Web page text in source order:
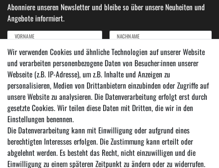
Abonniere unseren Newsletter und bleibe so über unsere Neuheiten und
Angebote informiert.
VORNAME NACHNAME
E-MAIL ***
Newsletter
Honig
Hiermit bestätige ich, dass ich dieDaten­schutz­erklärunggelesen habe. Meine Einwilligung
kann ich jederzeit widerrufen.***
*** Hierbei handelt es sich um ein Pflichtfeld.
Wir verwenden Cookies und ähnliche Technologien auf unserer Website
und verarbeiten personenbezogene Daten von Besucher:innen unserer
Webseite (z.B. IP-Adresse), um z.B. Inhalte und Anzeigen zu
personalisieren, Medien von Drittanbietern einzubinden oder Zugriffe auf
unsere Website zu analysieren. Die Datenverarbeitung erfolgt erst durch
gesetzte Cookies. Wir teilen diese Daten mit Dritten, die wir in den
Einstellungen benennen.
Die Datenverarbeitung kann mit Einwilligung oder aufgrund eines
berechtigten Interesses erfolgen. Die Zustimmung kann erteilt oder
abgelehnt werden. Es besteht das Recht, nicht einzuwilligen und die
Einwilligung zu einem späteren Zeitpunkt zu ändern oder zu widerrufen.